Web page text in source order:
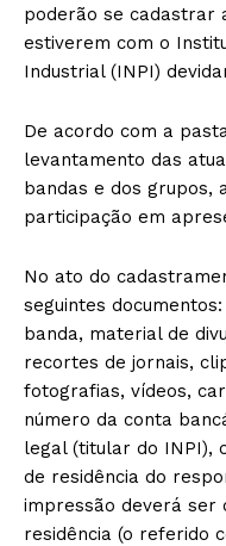
poderão se cadastrar
estiverem com o
Industrial (INPI)
De acordo com a
levantamento das
bandas e dos grupos,
participação em
No ato do
seguintes
banda, material de
recortes de jornais,
fotografias, vídeos,
número da conta
legal (titular do INPI),
de residência do
impressão deverá ser
residência (o referido